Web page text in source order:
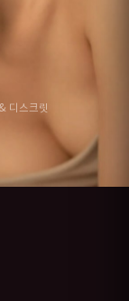
디스크릿